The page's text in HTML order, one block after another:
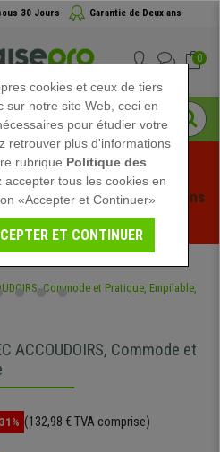
30 Jours Garantie de Deux ans
0
Chaisepro ! Des réductions
limitée - Voir l'offre
ACCOUDOIRS, Commode et
(132,98 € TVA comprise)
cookies et ceux de tiers
sur notre site Web, ceci en
pour étudier votre
retrouver plus d'informations
rubrique Politique des
accepter tous les cookies en
«Accepter et Continuer»
ET CONTINUER